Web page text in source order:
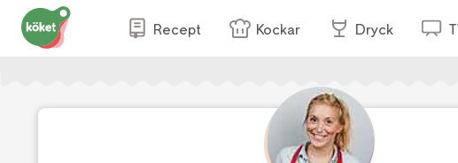
Recept Kockar Dryck